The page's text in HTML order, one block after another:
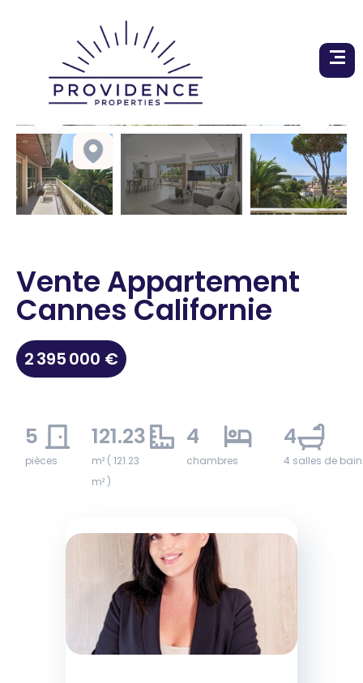
Vente Appartement
Cannes Californie
2 395 000 €
5
pièces
121.23
m² ( 121.23
m² )
4
chambres
4
4 salles de